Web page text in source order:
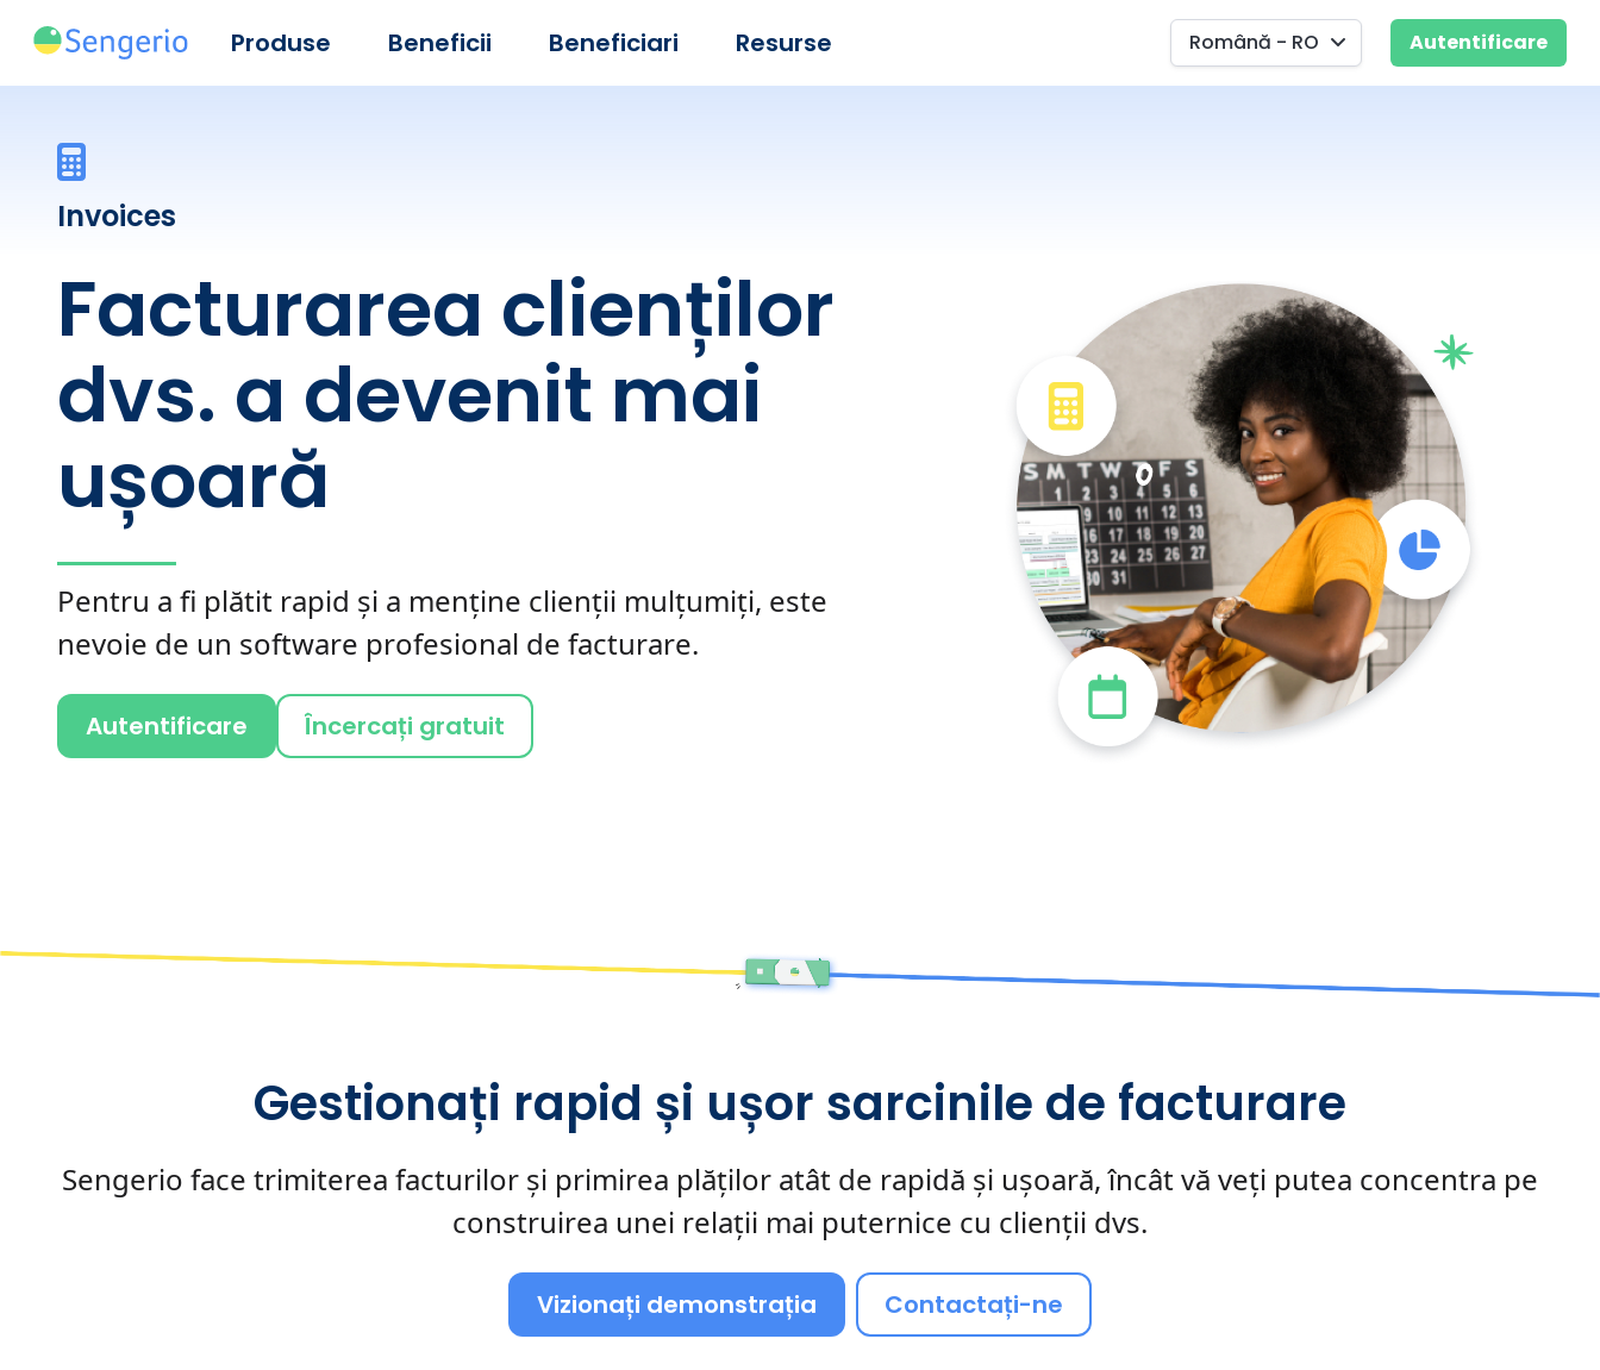
Produse Beneficii Beneficiari Resurse Română - RO Autentificare
Invoices
Facturarea clienților
dvs. a devenit mai
ușoară
Pentru a fi plătit rapid și a menține clienții mulțumiți, este
nevoie de un software profesional de facturare.
Autentificare Încercați gratuit
Gestionați rapid și ușor sarcinile de facturare
Sengerio face trimiterea facturilor și primirea plăților atât de rapidă și ușoară, încât vă veți putea concentra pe
construirea unei relații mai puternice cu clienții dvs.
Vizionați demonstrația Contactați-ne